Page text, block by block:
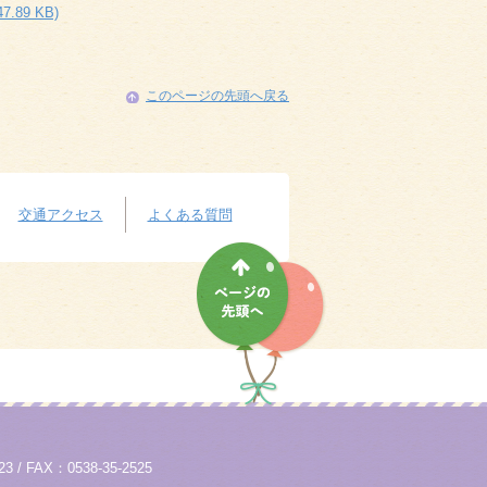
KB)
このページの先頭へ戻る
交通アクセス よくある質問
/ FAX：0538-35-2525